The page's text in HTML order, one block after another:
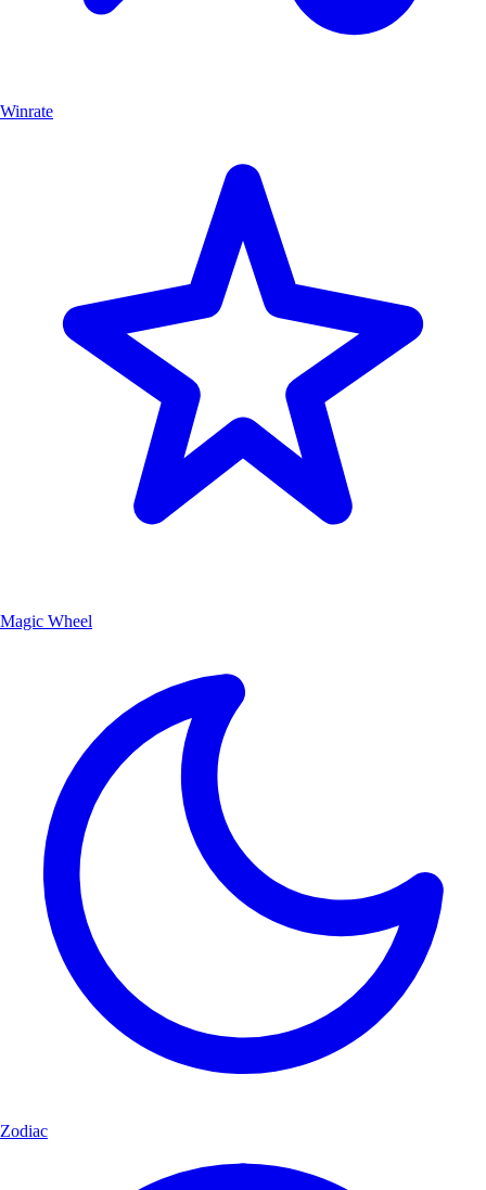
Winrate
Magic Wheel
Zodiac